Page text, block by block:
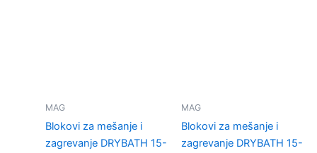
MAG
Blokovi za mešanje i
zagrevanje DRYBATH 15-
MAG
Blokovi za mešanje i
zagrevanje DRYBATH 15-